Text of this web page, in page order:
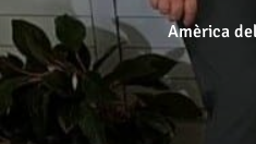
Amèrica